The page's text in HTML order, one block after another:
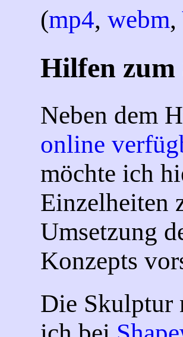
(mp4, webm,
Hilfen zum
Neben dem
online
möchte ich
Einzelheiten
Umsetzung
Konzepts
Die Skulptur